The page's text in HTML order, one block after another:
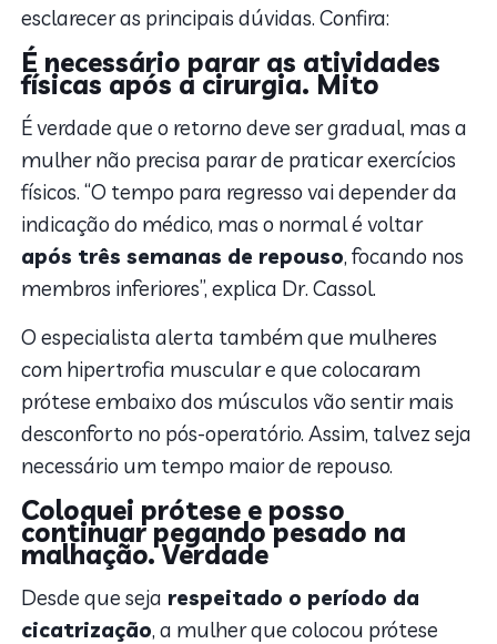
esclarecer as principais dúvidas. Confira:
É necessário parar as atividades
físicas após a cirurgia. Mito
É verdade que o retorno deve ser gradual, mas a
mulher não precisa parar de praticar exercícios
físicos. “O tempo para regresso vai depender da
indicação do médico, mas o normal é voltar
após três semanas de repouso, focando nos
membros inferiores”, explica Dr. Cassol.
O especialista alerta também que mulheres
com hipertrofia muscular e que colocaram
prótese embaixo dos músculos vão sentir mais
desconforto no pós-operatório. Assim, talvez seja
necessário um tempo maior de repouso.
Coloquei prótese e posso
continuar pegando pesado na
malhação.Verdade
Desde que seja respeitado o período da
cicatrização, a mulher que colocou prótese